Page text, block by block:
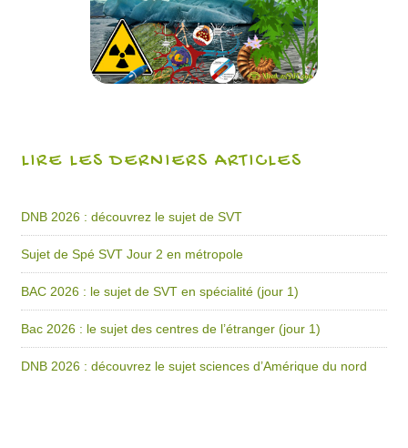
LIRE LES DERNIERS ARTICLES
DNB 2026 : découvrez le sujet de SVT
Sujet de Spé SVT Jour 2 en métropole
BAC 2026 : le sujet de SVT en spécialité (jour 1)
Bac 2026 : le sujet des centres de l’étranger (jour 1)
DNB 2026 : découvrez le sujet sciences d’Amérique du nord